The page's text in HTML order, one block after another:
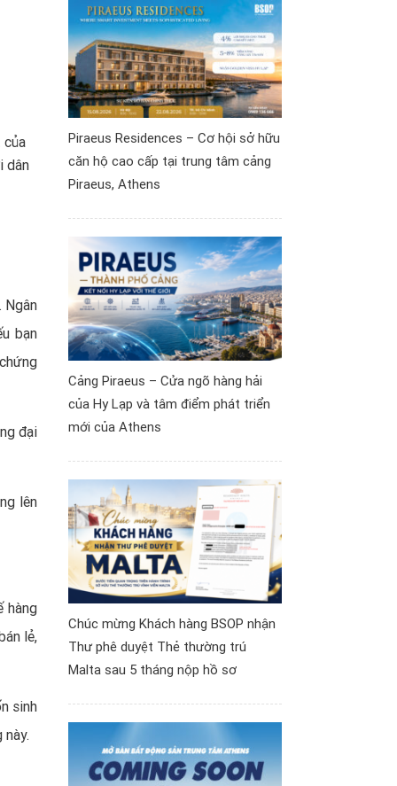
của
dân
Ngân
bạn
đại
lên
hàng
lẻ,
sinh
Piraeus Residences – Cơ hội sở hữu
căn hộ cao cấp tại trung tâm cảng
Piraeus, Athens
Cảng Piraeus – Cửa ngõ hàng hải
của Hy Lạp và tâm điểm phát triển
mới của Athens
Chúc mừng Khách hàng BSOP nhận
Thư phê duyệt Thẻ thường trú
Malta sau 5 tháng nộp hồ sơ